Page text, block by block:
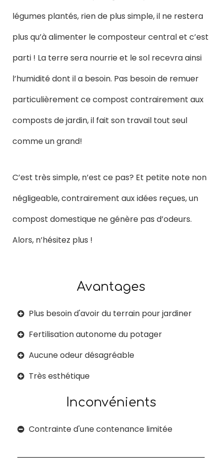
légumes plantés, rien de plus simple, il ne restera
plus qu’à alimenter le composteur central et c’est
parti ! La terre sera nourrie et le sol recevra ainsi
l’humidité dont il a besoin. Pas besoin de remuer
particulièrement ce compost contrairement aux
composts de jardin, il fait son travail tout seul
comme un grand!
C’est très simple, n’est ce pas? Et petite note non
négligeable, contrairement aux idées reçues, un
compost domestique ne génère pas d’odeurs.
Alors, n’hésitez plus !
Avantages
Plus besoin d'avoir du terrain pour jardiner
Fertilisation autonome du potager
Aucune odeur désagréable
Très esthétique
Inconvénients
Contrainte d'une contenance limitée